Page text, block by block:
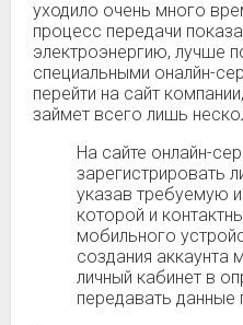
уходило очень много
процесс передачи
электроэнергию, лучше
специальными оналйн-
перейти на сайт
займет всего лишь
На сайте онлайн-
зарегистрировать
указав требуемую
которой и
мобильного
создания аккаунта
личный кабинет в
передавать данные